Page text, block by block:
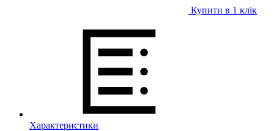
Купити в 1 клiк
Характеристики